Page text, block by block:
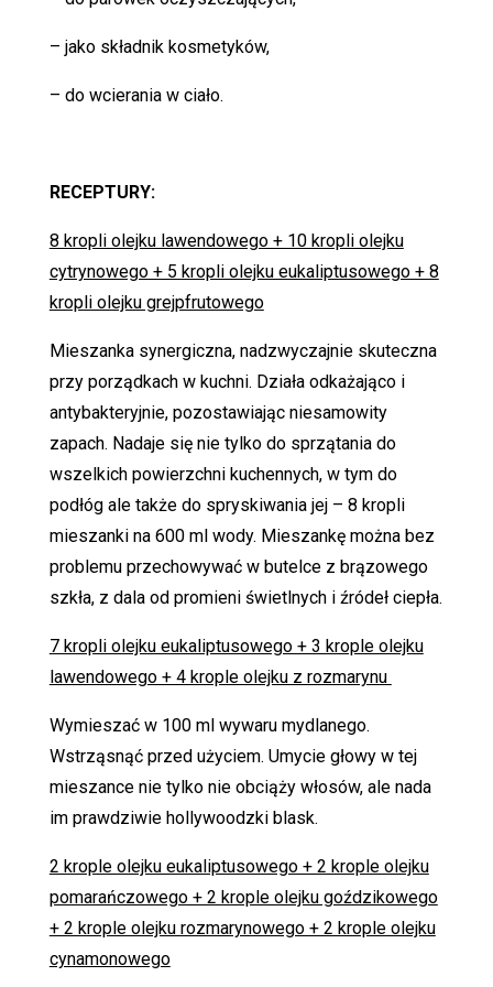
– jako składnik kosmetyków,
– do wcierania w ciało.
RECEPTURY:
8 kropli olejku lawendowego + 10 kropli olejku
cytrynowego + 5 kropli olejku eukaliptusowego + 8
kropli olejku grejpfrutowego
Mieszanka synergiczna, nadzwyczajnie skuteczna
przy porządkach w kuchni. Działa odkażająco i
antybakteryjnie, pozostawiając niesamowity
zapach. Nadaje się nie tylko do sprzątania do
wszelkich powierzchni kuchennych, w tym do
podłóg ale także do spryskiwania jej – 8 kropli
mieszanki na 600 ml wody. Mieszankę można bez
problemu przechowywać w butelce z brązowego
szkła, z dala od promieni świetlnych i źródeł ciepła.
7 kropli olejku eukaliptusowego + 3 krople olejku
lawendowego + 4 krople olejku z rozmarynu
Wymieszać w 100 ml wywaru mydlanego.
Wstrząsnąć przed użyciem. Umycie głowy w tej
mieszance nie tylko nie obciąży włosów, ale nada
im prawdziwie hollywoodzki blask.
2 krople olejku eukaliptusowego + 2 krople olejku
pomarańczowego + 2 krople olejku goździkowego
+ 2 krople olejku rozmarynowego + 2 krople olejku
cynamonowego